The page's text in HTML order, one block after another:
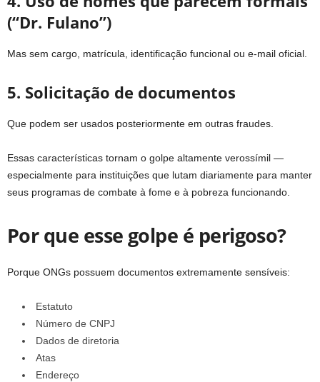
(“Dr. Fulano”)
Mas sem cargo, matrícula, identificação funcional ou e-mail oficial.
5. Solicitação de documentos
Que podem ser usados posteriormente em outras fraudes.
Essas características tornam o golpe altamente verossímil —
especialmente para instituições que lutam diariamente para manter
seus programas de combate à fome e à pobreza funcionando.
Por que esse golpe é perigoso?
Porque ONGs possuem documentos extremamente sensíveis:
Estatuto
Número de CNPJ
Dados de diretoria
Atas
Endereço